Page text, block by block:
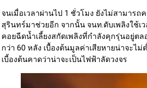
จนเมื่อเวลาผ่านไป 1 ชั่วโมง ยังไม่สามารถ
สุรินทร์มาช่วยอีก จากนั้น จนท.ดับเพลิงใช้เ
คอยฉีดน้ำเลี้ยงสกัดเพลิงที่กำลังคุกรุ่นอยู่ต
กว่า 60 หลัง เบื้องต้นมูลค่าเสียหายน่าจะไ
เบี้องต้นคาดว่าน่าจะเป็นไฟฟ้าลัดวงจร